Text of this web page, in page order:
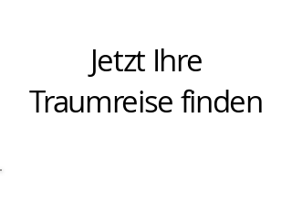
Jetzt Ihre
Traumreise finden